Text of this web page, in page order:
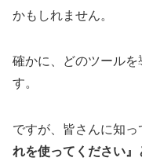
かもしれません。
確かに、どのツール
す。
ですが、皆さんに知っ
れを使ってください